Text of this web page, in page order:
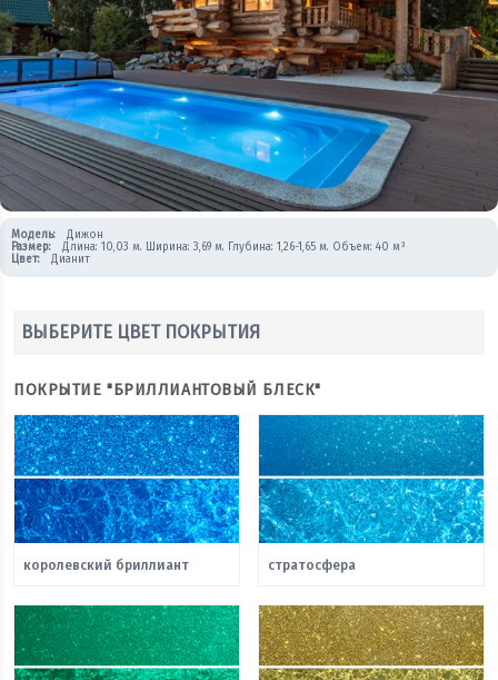
Модель:
Дижон
Размер:
Длина: 10,03 м. Ширина: 3,69 м. Глубина: 1,26-1,65 м. Объем: 40 м³
Цвет:
Дианит
ВЫБЕРИТЕ ЦВЕТ ПОКРЫТИЯ
ПОКРЫТИЕ "БРИЛЛИАНТОВЫЙ БЛЕСК"
королевский бриллиант стратосфера